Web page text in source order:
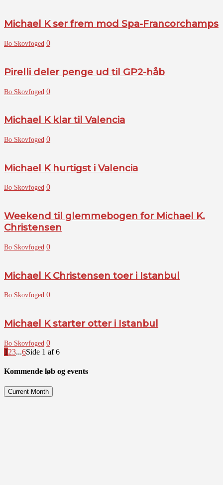
Michael K ser frem mod Spa-Francorchamps
Bo Skovfoged 0
Pirelli deler penge ud til GP2-håb
Bo Skovfoged 0
Michael K klar til Valencia
Bo Skovfoged 0
Michael K hurtigst i Valencia
Bo Skovfoged 0
Weekend til glemmebogen for Michael K.
Christensen
Bo Skovfoged 0
Michael K Christensen toer i Istanbul
Bo Skovfoged 0
Michael K starter otter i Istanbul
Bo Skovfoged 0
1 23...6Side 1 af 6
Kommende løb og events
Current Month